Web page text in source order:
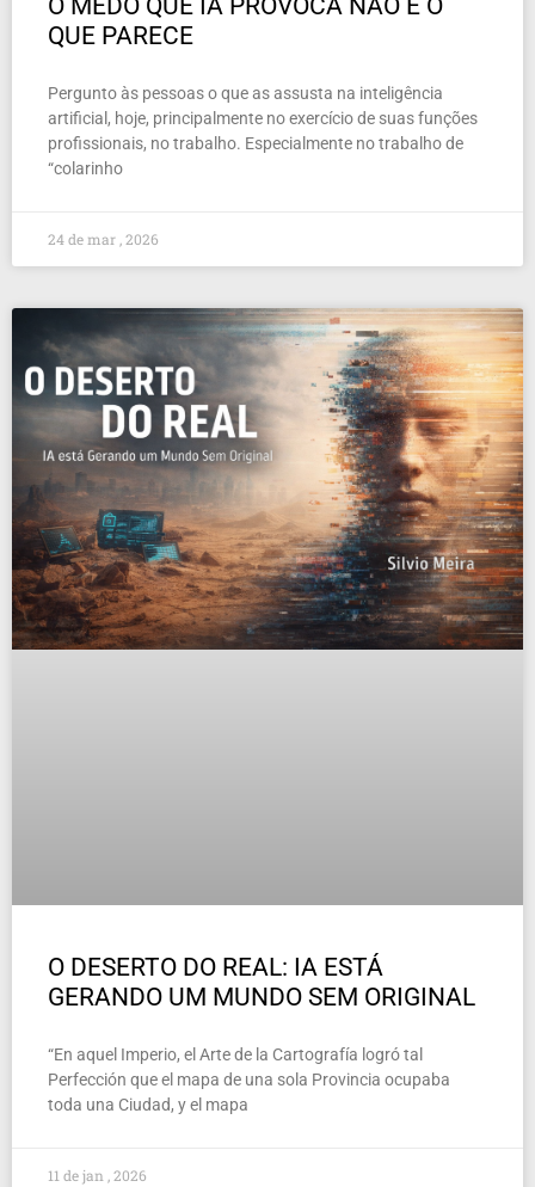
O MEDO QUE IA PROVOCA NÃO É O
QUE PARECE
Pergunto às pessoas o que as assusta na inteligência
artificial, hoje, principalmente no exercício de suas funções
profissionais, no trabalho. Especialmente no trabalho de
“colarinho
24 de mar , 2026
O DESERTO DO REAL: IA ESTÁ
GERANDO UM MUNDO SEM ORIGINAL
“En aquel Imperio, el Arte de la Cartografía logró tal
Perfección que el mapa de una sola Provincia ocupaba
toda una Ciudad, y el mapa
11 de jan , 2026